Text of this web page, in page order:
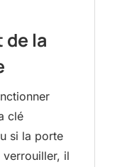
la
clé
si la porte
il